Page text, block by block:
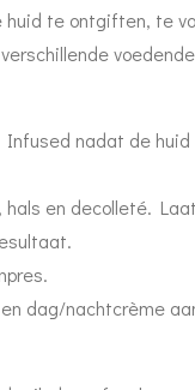
huid te ontgiften, te
voedende
Infused nadat de
en decolleté.
dag/nachtcrème